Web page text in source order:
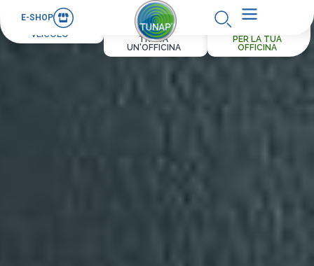
E-SHOP
PER IL TUO
VEICOLO
TROVA
UN'OFFICINA
PER LA TUA
OFFICINA